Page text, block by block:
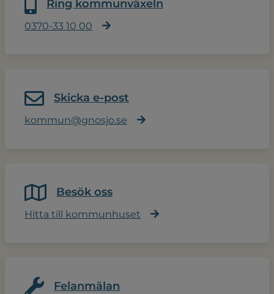
Ring kommunväxeln
0370-33 10 00
Skicka e-post
kommun@gnosjo.se
Besök oss
Hitta till kommunhuset
Felanmälan